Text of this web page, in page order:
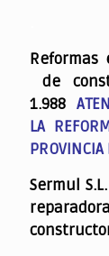
Reformas
de
1.988
LA
PROVINCIA
Sermul